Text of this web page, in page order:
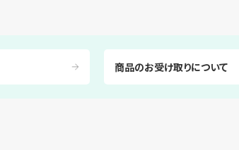
商品のお受け取りについて